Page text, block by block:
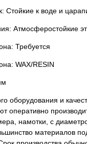
Стойкие к воде и
Атмосферостойкие
Требуется
WAX/RESIN
оборудования и
оперативно
намотки, с
материалов